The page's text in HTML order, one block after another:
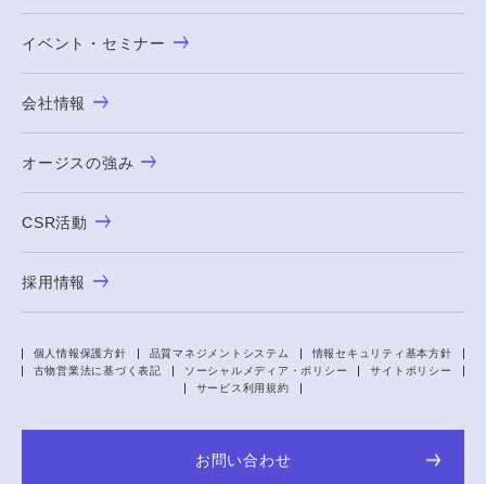
イベント・セミナー
会社情報
オージスの強み
CSR活動
採用情報
個人情報保護方針 品質マネジメントシステム
情報セキュリティ基本方針
古物営業法に基づく表記
ソーシャルメディア・ポリシー
サイトポリシー
サービス利用規約
お問い合わせ